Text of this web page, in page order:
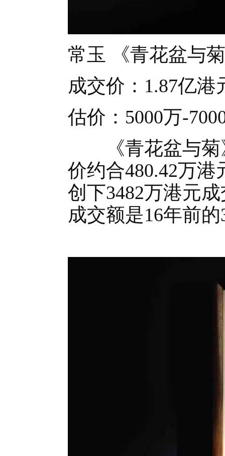
常玉 《青花盆与
成交价：1.87亿港
估价：5000万-
《青花盆与菊
价约合480.42万
创下3482万港元
成交额是16年前